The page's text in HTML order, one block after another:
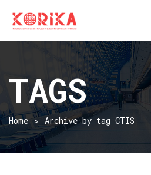
TAGS
Home Archive by tag CTIS